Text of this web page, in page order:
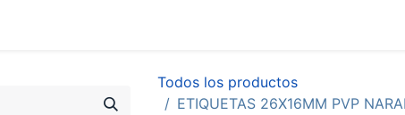
Todos los productos
ETIQUETAS 26X16MM PVP